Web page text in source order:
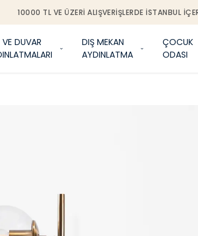
10000 TL VE ÜZERI ALIŞVERIŞLERDE İSTANBUL
VE DUVAR
DIŞ MEKAN
AYDINLATMA
ÇOCUK
ODASI